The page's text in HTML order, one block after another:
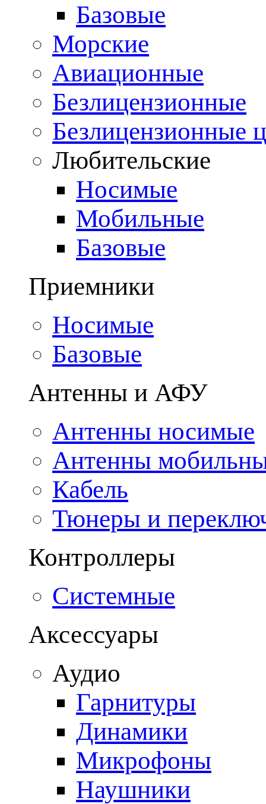
Базовые
Морские
Авиационные
Безлицензионные
Безлицензионные
Любительские
Носимые
Мобильные
Базовые
Приемники
Носимые
Базовые
Антенны и АФУ
Антенны носимые
Антенны
Кабель
Тюнеры и
Контроллеры
Системные
Аксессуары
Аудио
Гарнитуры
Динамики
Микрофоны
Наушники